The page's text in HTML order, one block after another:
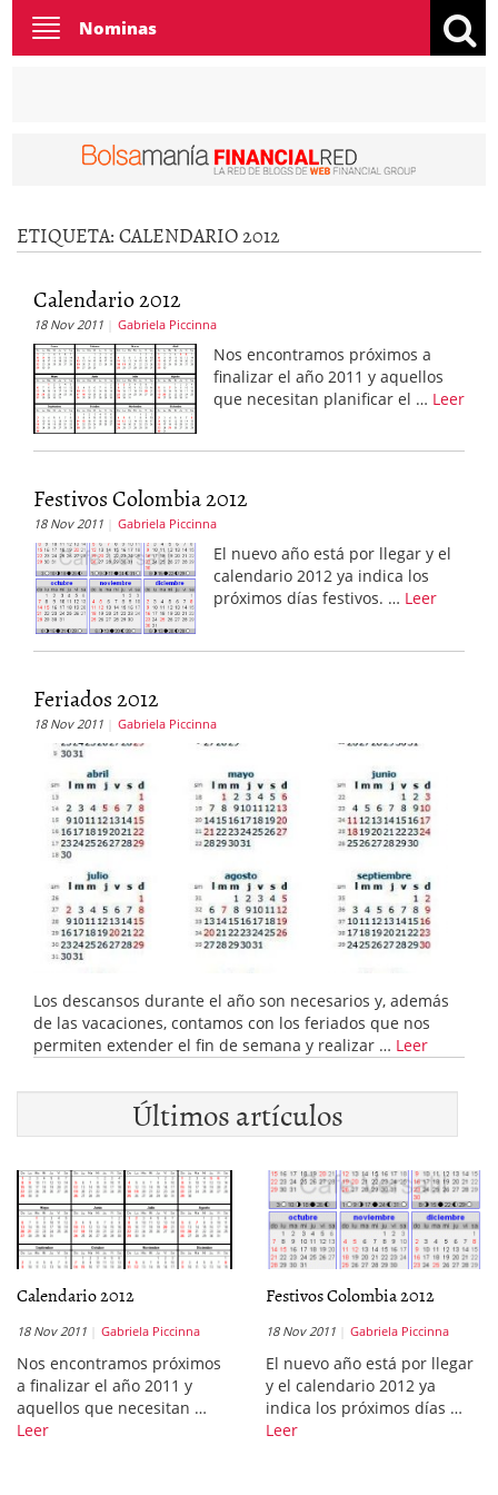
Toggle
navigation
Nominas
ETIQUETA:CALENDARIO 2012
Calendario 2012
18 Nov 2011 Gabriela Piccinna
Nos encontramos próximos a
finalizar el año 2011 y aquellos
que necesitan planificar el … Leer
Festivos Colombia 2012
18 Nov 2011 Gabriela Piccinna
El nuevo año está por llegar y el
calendario 2012 ya indica los
próximos días festivos. … Leer
Feriados 2012
18 Nov 2011 Gabriela Piccinna
Los descansos durante el año son necesarios y, además
de las vacaciones, contamos con los feriados que nos
permiten extender el fin de semana y realizar … Leer
Últimos artículos
Calendario 2012
18 Nov 2011 Gabriela Piccinna
Nos encontramos próximos
a finalizar el año 2011 y
aquellos que necesitan …
Leer
Festivos Colombia 2012
18 Nov 2011 Gabriela Piccinna
El nuevo año está por llegar
y el calendario 2012 ya
indica los próximos días …
Leer